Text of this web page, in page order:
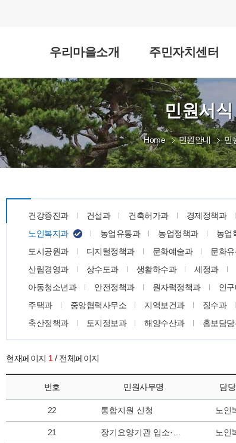
우리마을소개 주민자치센터
민원서식
Home 민원안내 민
건강증진과 건설과 건축허가과 경제정책과
노인복지과
농업유통과 농업정책과 농업
도시공원과
디지털정책과 문화예술과 문화
산림경영과
상수도과 생활하수과 세정과
아동청소년과
안전정책과 원자력정책과 인
주택과
중앙협력사무소 지역보건과 징수과
축산정책과
토지정보과 해양수산과 홍보담
현재페이지 1/ 전체페이지
번호 민원사무명 담
22 통합지원 신청 노인
21 장기요양기관 입소·이용 신청 노인